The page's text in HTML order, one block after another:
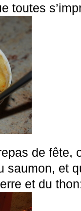
toutes
de fête,
saumon, et
et du